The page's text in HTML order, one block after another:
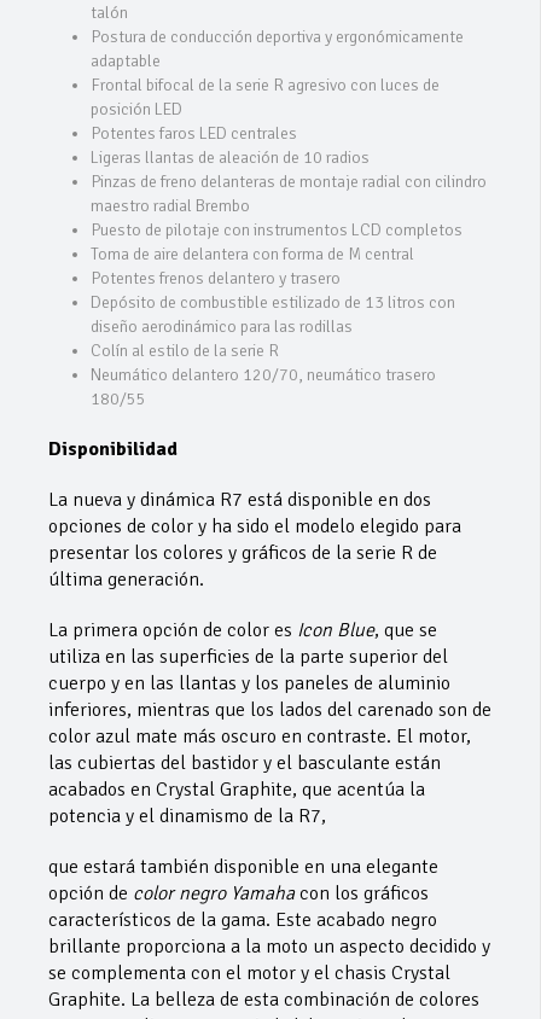
talón
Postura de conducción deportiva y ergonómicamente
adaptable
Frontal bifocal de la serie R agresivo con luces de
posición LED
Potentes faros LED centrales
Ligeras llantas de aleación de 10 radios
Pinzas de freno delanteras de montaje radial con cilindro
maestro radial Brembo
Puesto de pilotaje con instrumentos LCD completos
Toma de aire delantera con forma de M central
Potentes frenos delantero y trasero
Depósito de combustible estilizado de 13 litros con
diseño aerodinámico para las rodillas
Colín al estilo de la serie R
Neumático delantero 120/70, neumático trasero
180/55
Disponibilidad
La nueva y dinámica R7 está disponible en dos
opciones de color y ha sido el modelo elegido para
presentar los colores y gráficos de la serie R de
última generación.
La primera opción de color es Icon Blue, que se
utiliza en las superficies de la parte superior del
cuerpo y en las llantas y los paneles de aluminio
inferiores, mientras que los lados del carenado son de
color azul mate más oscuro en contraste. El motor,
las cubiertas del bastidor y el basculante están
acabados en Crystal Graphite, que acentúa la
potencia y el dinamismo de la R7,
que estará también disponible en una elegante
opción de color negro Yamahacon los gráficos
característicos de la gama. Este acabado negro
brillante proporciona a la moto un aspecto decidido y
se complementa con el motor y el chasis Crystal
Graphite. La belleza de esta combinación de colores